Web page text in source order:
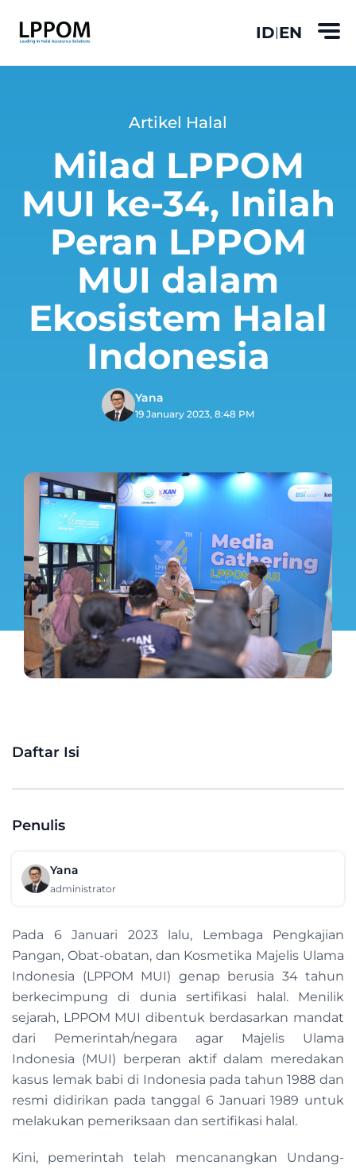
ID|EN
Artikel Halal
Milad LPPOM
MUI ke-34, Inilah
Peran LPPOM
MUI dalam
Ekosistem Halal
Indonesia
Yana
19 January 2023, 8:48 PM
Daftar Isi
Penulis
Yana
administrator
Pada 6 Januari 2023 lalu, Lembaga Pengkajian
Pangan, Obat-obatan, dan Kosmetika Majelis Ulama
Indonesia (LPPOM MUI) genap berusia 34 tahun
berkecimpung di dunia sertifikasi halal. Menilik
sejarah, LPPOM MUI dibentuk berdasarkan mandat
dari Pemerintah/negara agar Majelis Ulama
Indonesia (MUI) berperan aktif dalam meredakan
kasus lemak babi di Indonesia pada tahun 1988 dan
resmi didirikan pada tanggal 6 Januari 1989 untuk
melakukan pemeriksaan dan sertifikasi halal.
Kini, pemerintah telah mencanangkan Undang-